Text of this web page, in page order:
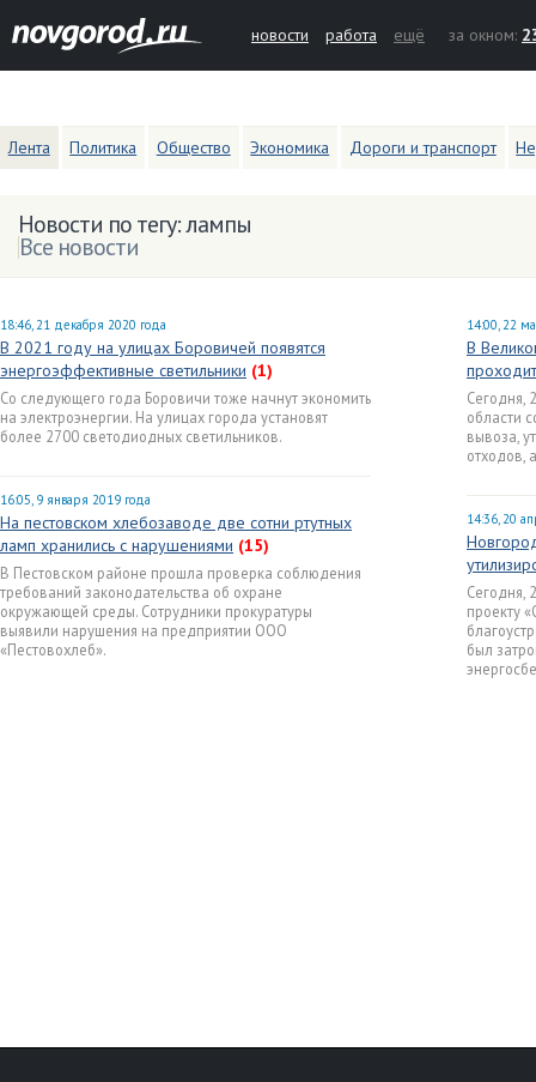
новости работа ещё за окном:
Лента Политика Общество Экономика Дороги и транспорт
Новости по тегу: лампы
Все новости
18:46, 21 декабря 2020 года
В 2021 году на улицах Боровичей появятся
энергоэффективные светильники (1)
Со следующего года Боровичи тоже начнут экономить
на электроэнергии. На улицах города установят
более 2700 светодиодных светильников.
16:05, 9 января 2019 года
На пестовском хлебозаводе две сотни ртутных
ламп хранились с нарушениями (15)
В Пестовском районе прошла проверка соблюдения
требований законодательства об охране
окружающей среды. Сотрудники прокуратуры
выявили нарушения на предприятии ООО
«Пестовохлеб».
14:00, 22
В
Сегодня,
области
вывоза,
отходов,
14:36, 20
Сегодня,
проекту
был